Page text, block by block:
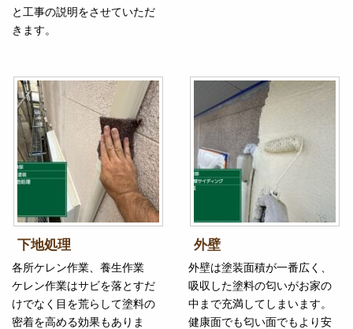
と工事の説明をさせていただ
きます。
下地処理
各所ケレン作業、養生作業
ケレン作業はサビを落とすだ
けでなく目を荒らして塗料の
密着を高める効果もありま
外壁
外壁は塗装面積が一番広く、
吸収した塗料の匂いがお家の
中まで充満してしまいます。
健康面でも匂い面でもより安